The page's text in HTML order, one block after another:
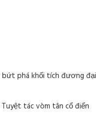
bứt phá khối tích đương đại
tác vòm tân cổ điển